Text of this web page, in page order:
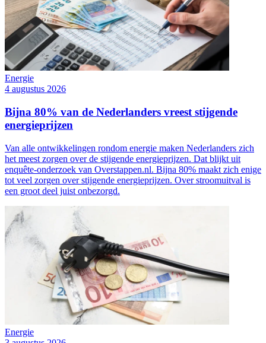
Energie
4 augustus 2026
Bijna 80% van de Nederlanders vreest stijgende
energieprijzen
Van alle ontwikkelingen rondom energie maken Nederlanders zich
het meest zorgen over de stijgende energieprijzen. Dat blijkt uit
enquête-onderzoek van Overstappen.nl. Bijna 80% maakt zich enige
tot veel zorgen over stijgende energieprijzen. Over stroomuitval is
een groot deel juist onbezorgd.
Energie